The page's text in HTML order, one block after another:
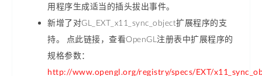
用程序生成适当的插头拔出事件。
新增了对GL_EXT_x11_sync_object扩展程序的支
持。 点此链接，查看OpenGL注册表中扩展程序的
规格参数：
http://www.opengl.org/registry/specs/EXT/